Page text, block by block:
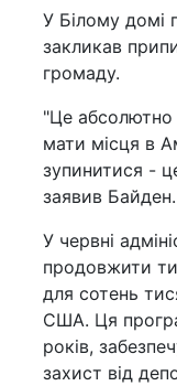
У Білому домі
закликав
громаду.
"Це абсолютно
мати місця в
зупинитися -
заявив Байден.
У червні
продовжити
для сотень
США. Ця
років,
захист від